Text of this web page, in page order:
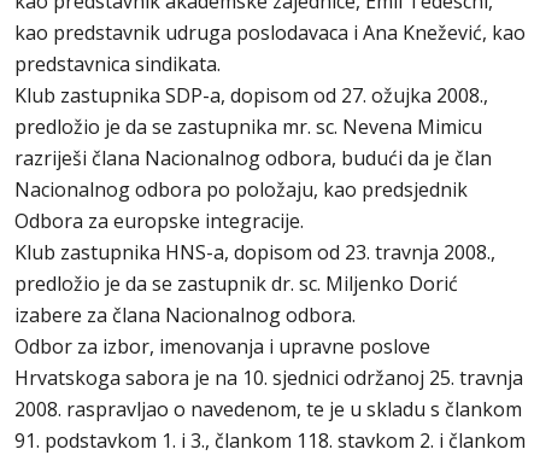
kao predstavnik udruga poslodavaca i Ana Knežević, kao
predstavnica sindikata.
Klub zastupnika SDP-a, dopisom od 27. ožujka 2008.,
predložio je da se zastupnika mr. sc. Nevena Mimicu
razriješi člana Nacionalnog odbora, budući da je član
Nacionalnog odbora po položaju, kao predsjednik
Odbora za europske integracije.
Klub zastupnika HNS-a, dopisom od 23. travnja 2008.,
predložio je da se zastupnik dr. sc. Miljenko Dorić
izabere za člana Nacionalnog odbora.
Odbor za izbor, imenovanja i upravne poslove
Hrvatskoga sabora je na 10. sjednici održanoj 25. travnja
2008. raspravljao o navedenom, te je u skladu s člankom
91. podstavkom 1. i 3., člankom 118. stavkom 2. i člankom